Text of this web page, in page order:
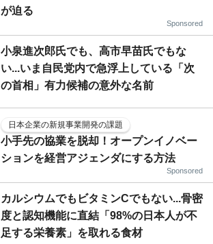
が迫る
Sponsored
小泉進次郎氏でも、高市早苗氏でもな
い...いま自民党内で急浮上している「次
の首相」有力候補の意外な名前
日本企業の新規事業開発の課題
小手先の協業を脱却！オープンイノベー
ションを経営アジェンダにする方法
Sponsored
カルシウムでもビタミンCでもない...骨密
度と認知機能に直結「98%の日本人が不
足する栄養素」を取れる食材